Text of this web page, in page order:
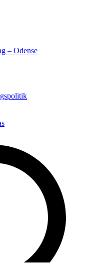
– Odense